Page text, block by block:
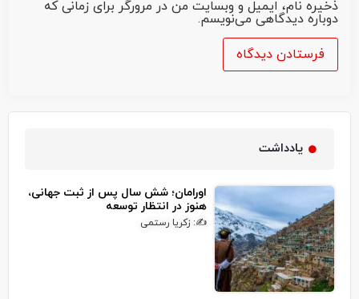
ذخیره نام، ایمیل و وبسایت من در مرورگر برای زمانی که
دوباره دیدگاهی می‌نویسم.
یادداشت
اورامان؛ شش سال پس از ثبت جهانی،
هنوز در انتظار توسعه
✍: زکریا رستمی